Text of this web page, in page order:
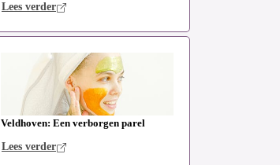
Lees verder
Veldhoven: Een verborgen parel
Lees verder